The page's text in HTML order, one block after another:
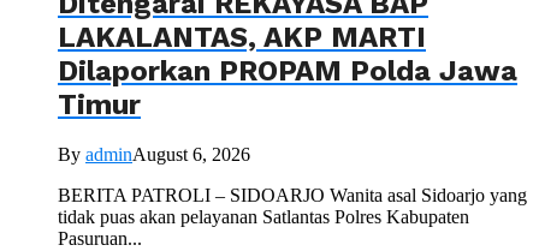
LAKALANTAS, AKP MARTI
Dilaporkan PROPAM Polda Jawa
Timur
By adminAugust 6, 2026
BERITA PATROLI – SIDOARJO Wanita asal Sidoarjo yang
tidak puas akan pelayanan Satlantas Polres Kabupaten
Pasuruan...